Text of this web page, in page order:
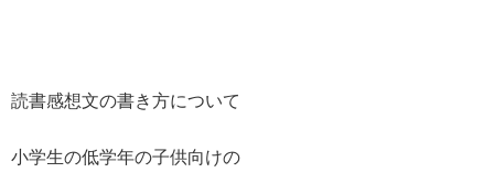
読書感想文の書き方について
小学生の低学年の子供向けの